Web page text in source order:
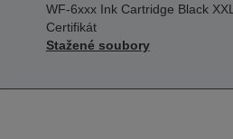
WF-6xxx Ink Cartridge Black XXL
Certifikát
Stažené soubory